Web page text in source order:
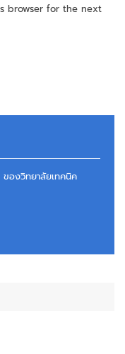
browser for the next
องวิทยาลัยเทคนิค